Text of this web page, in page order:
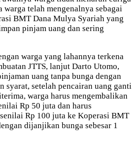
telah mengenalnya sebagai
BMT Dana Mulya Syariah yang
pinjam uang dan sering
warga yang lahannya terkena
JTTS, lanjut Darto Utomo,
uang tanpa bunga dengan
syarat, setelah pencairan uang ganti
warga harus mengembalikan
Rp 50 juta dan harus
Rp 100 juta ke Koperasi BMT
dijanjikan bunga sebesar 1